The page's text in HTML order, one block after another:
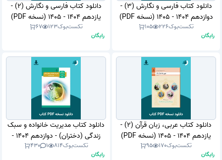
دانلود کتاب فارسی و نگارش (3) -
دوازدهم 1404 - 1405 (نسخه PDF)
تکست‌بوک226
105
رایگان
دانلود کتاب فارسی و نگارش (2) -
یازدهم 1404 - 1405 (نسخه PDF)
تکست‌بوک123
67
رایگان
دانلود کتاب عربی، زبان قرآن (2) -
یازدهم 1404 - 1405 (نسخه PDF)
تکست‌بوک170
95
رایگان
دانلود کتاب مدیریت خانواده و سبک
زندگی (دختران) - دوازدهم 1404 -
1405 (نسخه PDF)
تکست‌بوک814
1
430
رایگان